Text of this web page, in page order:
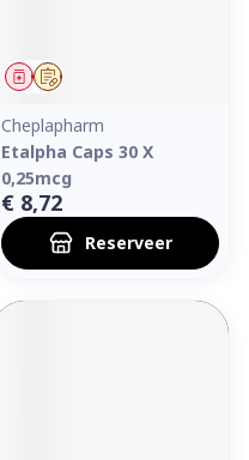
Op voorschrift
Geneesmiddel
Cheplapharm
Etalpha Caps 30 X
0,25mcg
€ 8,72
Reserveer